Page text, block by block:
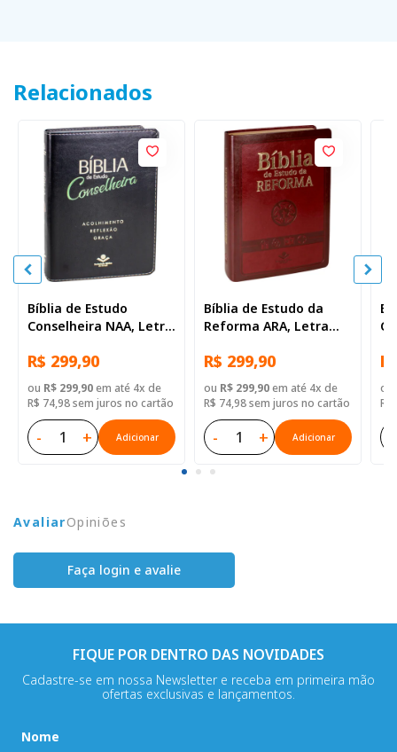
Relacionados
Bíblia de Estudo
Conselheira NAA, Letra
Capa Couro Sintético
Preta
R$ 299,90
ou R$ 299,90em até 4x de
R$ 74,98 sem juros no cartão
- + Adicionar
Bíblia de Estudo da
Reforma ARA, Letra
com índice, Capa Couro
Sintético Vinho
R$ 299,90
ou R$ 299,90em até 4x de
R$ 74,98 sem juros no cartão
- + Adicionar
ou
R$
AvaliarOpiniões
Faça login e avalie
FIQUE POR DENTRO DAS NOVIDADES
Cadastre-se em nossa Newsletter e receba em primeira mão
ofertas exclusivas e lançamentos.
Nome